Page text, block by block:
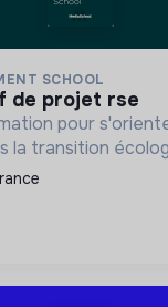
SCHOOL
de projet rse
pour
la transition